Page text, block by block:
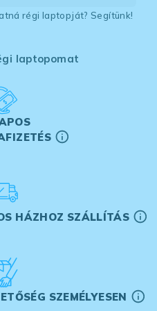
régi laptopját? Segítünk!
laptopomat
HÁZHOZ SZÁLLÍTÁS
SZEMÉLYESEN